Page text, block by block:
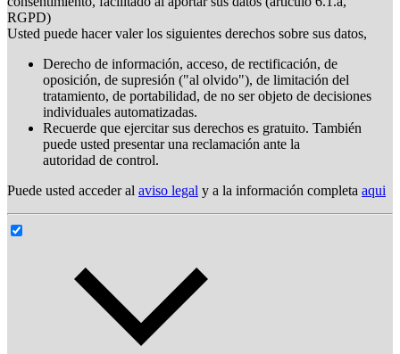
RGPD)
Usted puede hacer valer los siguientes derechos sobre sus datos,
Derecho de información, acceso, de rectificación, de
oposición, de supresión ("al olvido"), de limitación del
tratamiento, de portabilidad, de no ser objeto de decisiones
individuales automatizadas.
Recuerde que ejercitar sus derechos es gratuito. También
puede usted presentar una reclamación ante la
autoridad de control.
Puede usted acceder al aviso legal y a la información completa aqui